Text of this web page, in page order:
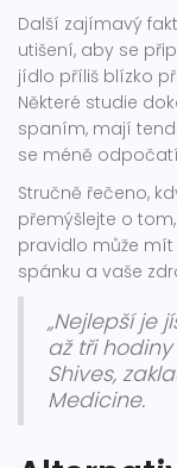
Další zajímavý
utišení, aby se
jídlo příliš blízko
Některé studie
spaním, mají
se méně
Stručně řečeno,
přemýšlejte o
pravidlo může
spánku a vaše
„Nejlepší je
až tři hodiny
Shives,
Medicine.